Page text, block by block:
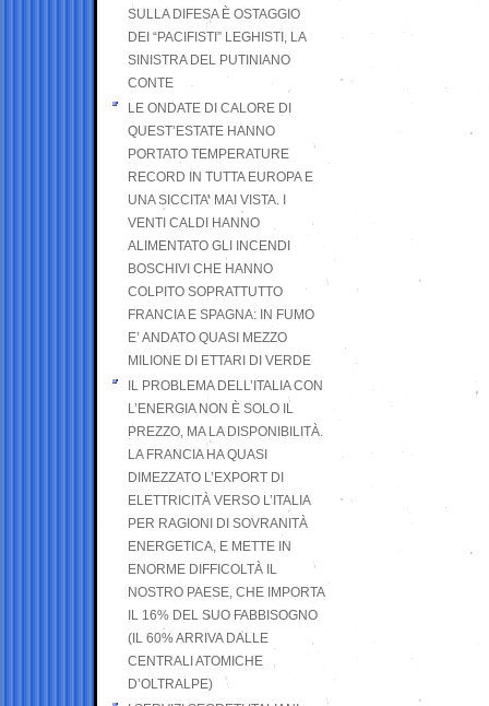
SULLA DIFESA È OSTAGGIO
DEI “PACIFISTI” LEGHISTI, LA
SINISTRA DEL PUTINIANO
CONTE
LE ONDATE DI CALORE DI
QUEST’ESTATE HANNO
PORTATO TEMPERATURE
RECORD IN TUTTA EUROPA E
UNA SICCITA’ MAI VISTA. I
VENTI CALDI HANNO
ALIMENTATO GLI INCENDI
BOSCHIVI CHE HANNO
COLPITO SOPRATTUTTO
FRANCIA E SPAGNA: IN FUMO
E’ ANDATO QUASI MEZZO
MILIONE DI ETTARI DI VERDE
IL PROBLEMA DELL’ITALIA CON
L’ENERGIA NON È SOLO IL
PREZZO, MA LA DISPONIBILITÀ.
LA FRANCIA HA QUASI
DIMEZZATO L’EXPORT DI
ELETTRICITÀ VERSO L’ITALIA
PER RAGIONI DI SOVRANITÀ
ENERGETICA, E METTE IN
ENORME DIFFICOLTÀ IL
NOSTRO PAESE, CHE IMPORTA
IL 16% DEL SUO FABBISOGNO
(IL 60% ARRIVA DALLE
CENTRALI ATOMICHE
D’OLTRALPE)